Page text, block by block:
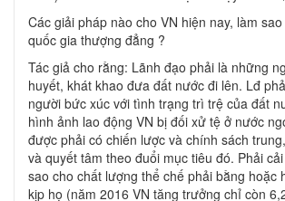
Các giải pháp nào cho VN hiện nay, làm
quốc gia thượng đẳng ?
Tác giả cho rằng: Lãnh đạo phải là những
huyết, khát khao đưa đất nước đi lên. Lđ
người bức xúc với tình trạng trì trệ của đất
hình ảnh lao động VN bị đối xử tệ ở nước
được phải có chiến lược và chính sách
và quyết tâm theo đuổi mục tiêu đó. Phải
sao cho chất lượng thể chế phải bằng hoặc
kịp họ (năm 2016 VN tăng trưởng chỉ còn